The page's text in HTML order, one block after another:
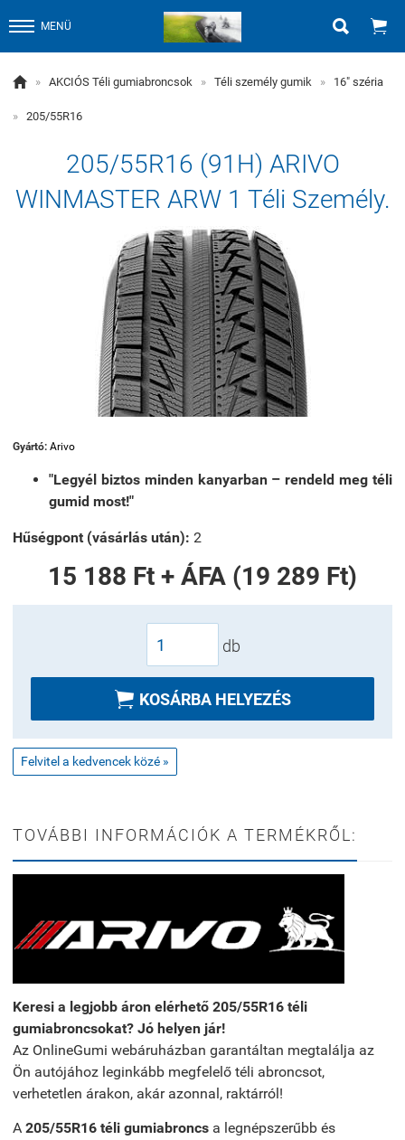
MENÜ  
 » AKCIÓS Téli gumiabroncsok » Téli személy gumik » 16" széria
» 205/55R16
205/55R16 (91H) ARIVO
WINMASTER ARW 1 Téli Személy.
Gyártó: Arivo
"Legyél biztos minden kanyarban – rendeld meg téli
gumid most!"
Hűségpont (vásárlás után): 2
15 188 Ft + ÁFA (19 289 Ft)
db
 KOSÁRBA HELYEZÉS
Felvitel a kedvencek közé »
TOVÁBBI INFORMÁCIÓK A TERMÉKRŐL:
Keresi a legjobb áron elérhető 205/55R16 téli
gumiabroncsokat? Jó helyen jár!
Az OnlineGumi webáruházban garantáltan megtalálja az
Ön autójához leginkább megfelelő téli abroncsot,
verhetetlen árakon, akár azonnal, raktárról!
A 205/55R16 téli gumiabroncs a legnépszerűbb és